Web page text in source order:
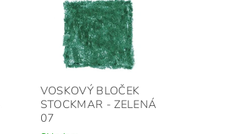
VOSKOVÝ BLOČEK
STOCKMAR - ZELENÁ
07